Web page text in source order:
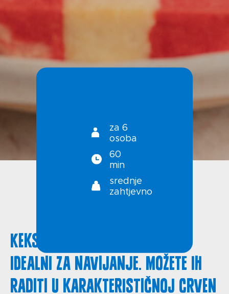
za 6
osoba
60
min
srednje
zahtjevno
Keksi u obliku šahovnice su
idealni za navijanje. Možete ih
raditi u karakterističnoj crven